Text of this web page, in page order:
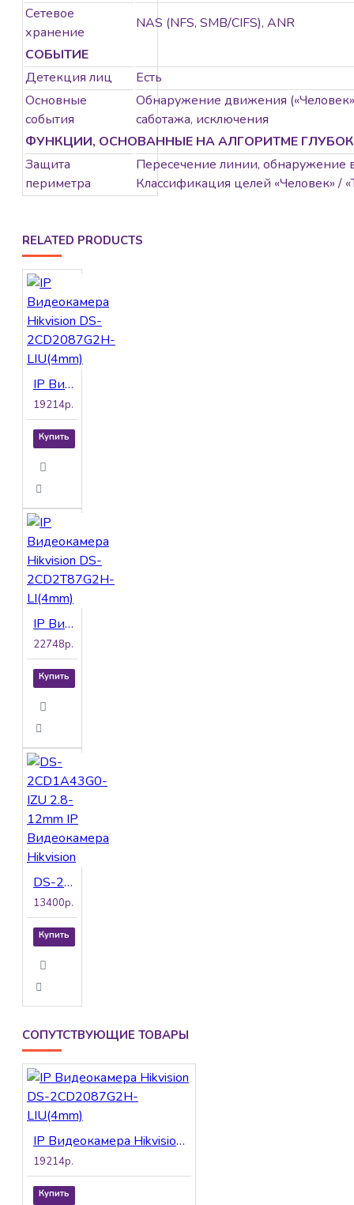
Сетевое
хранение
NAS (NFS, SMB/CIFS), ANR
СОБЫТИЕ
Детекция лиц
Есть
Основные
события
Обнаружение движения
саботажа, исключения
ФУНКЦИИ, ОСНОВАННЫЕ НА АЛГОРИТМЕ
Защита
периметра
Пересечение линии, обнаружение
Классификация целей «Человек» /
RELATED PRODUCTS
IP Видеокамера Hikvision DS-2CD2087G2H-LIU(4mm)
19214р.
Купить
IP Видеокамера Hikvision DS-2CD2T87G2H-LI(4mm)
22748р.
Купить
DS-2CD1A43G0-IZU 2.8-12mm IP Видеокамера Hikvision
13400р.
Купить
СОПУТСТВУЮЩИЕ ТОВАРЫ
IP Видеокамера Hikvision DS-2CD2087G2H-LIU(4mm)
19214р.
Купить